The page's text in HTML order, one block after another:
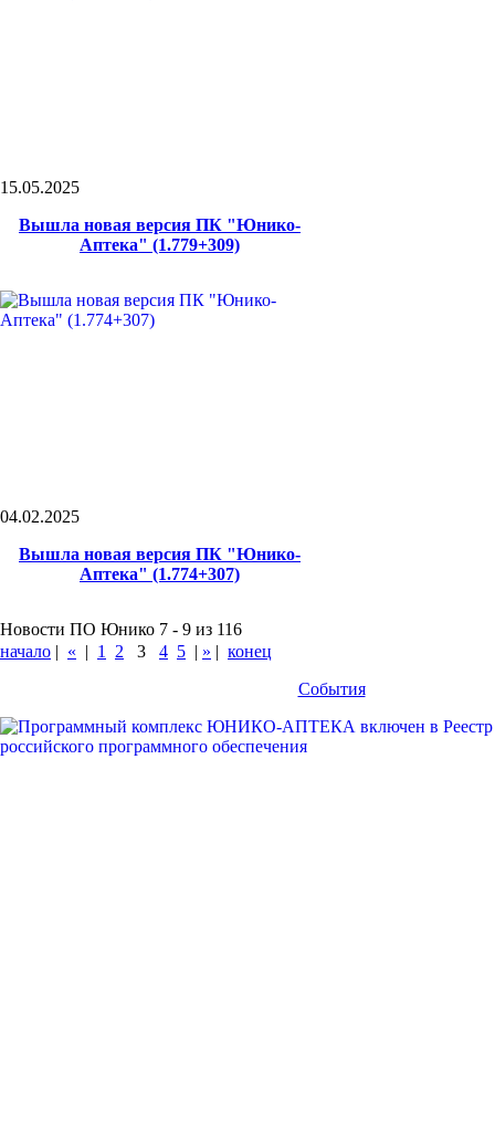
15.05.2025
Вышла новая версия ПК "Юнико-
Аптека" (1.779+309)
04.02.2025
Вышла новая версия ПК "Юнико-
Аптека" (1.774+307)
Новости ПО Юнико 7 - 9 из 116
начало | « | 1 2 3 4 5 | » | конец
События